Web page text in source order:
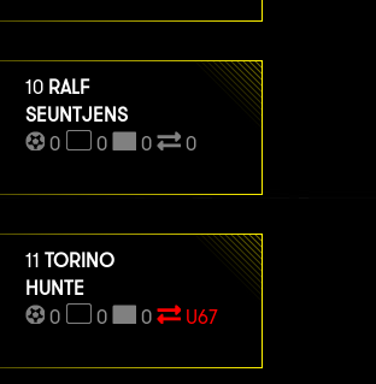
10 RALF
SEUNTJENS
0
0 0 0
11 TORINO
HUNTE
0
0 0 U67